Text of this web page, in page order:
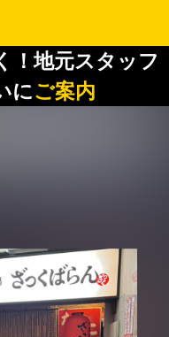
！地元スタッフ
にご案内